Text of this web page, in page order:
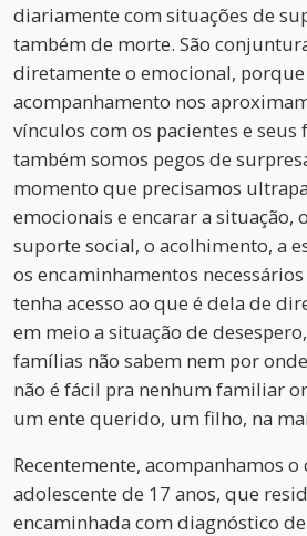
diariamente com situações de
também de morte. São
diretamente o emocional,
acompanhamento nos
vínculos com os pacientes e seus
também somos pegos de
momento que precisamos
emocionais e encarar a situação,
suporte social, o acolhimento, a
os encaminhamentos
tenha acesso ao que é dela de
em meio a situação de
famílias não sabem nem por
não é fácil pra nenhum familiar
um ente querido, um filho, na
Recentemente, acompanhamos o
adolescente de 17 anos, que
encaminhada com diagnóstico